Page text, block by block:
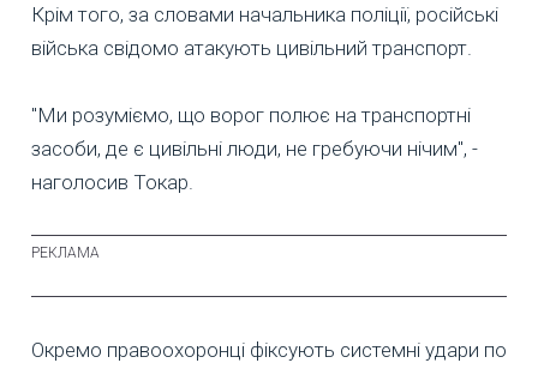
Крім того, за словами начальника поліції, російські
війська свідомо атакують цивільний транспорт.
"Ми розуміємо, що ворог полює на транспортні
засоби, де є цивільні люди, не гребуючи нічим", -
наголосив Токар.
Окремо правоохоронці фіксують системні удари по